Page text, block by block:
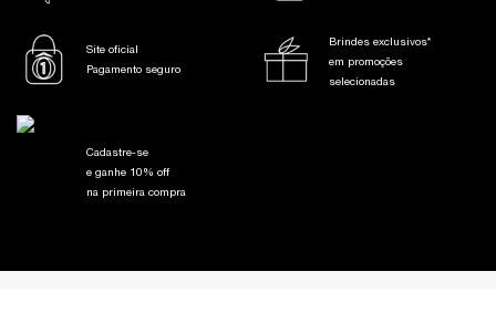
Site oficial
Pagamento seguro
Brindes exclusivos*
em promoções
selecionadas
Cadastre-se
e ganhe 10% off
na primeira compra